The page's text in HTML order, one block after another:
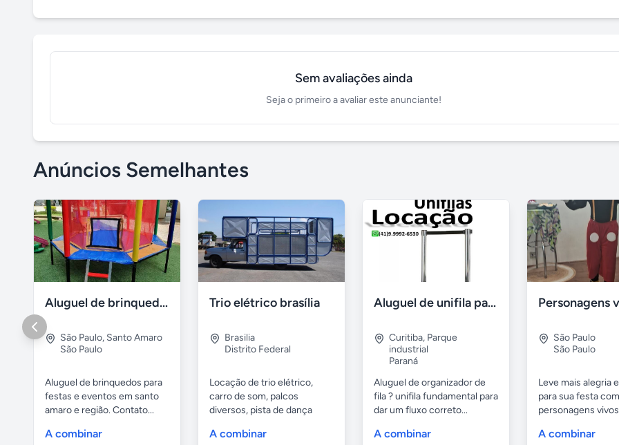
Sem avaliações ainda
Seja o primeiro a avaliar este anunciante!
Anúncios Semelhantes
Aluguel de brinquedos
São Paulo, Santo Amaro
São Paulo
Aluguel de brinquedos para
festas e eventos em santo
amaro e região. Contato...
A combinar
Trio elétrico brasília
Brasilia
Distrito Federal
Locação de trio elétrico,
carro de som, palcos
diversos, pista de dança
A combinar
Aluguel de unifila para Eventos em Curitiba-Pr
Curitiba, Parque
industrial
Paraná
Aluguel de organizador de
fila ? unifila fundamental para
dar um fluxo correto...
A combinar
São Paulo
São Paulo
Leve mais alegria
para sua festa com
personagens
A combinar